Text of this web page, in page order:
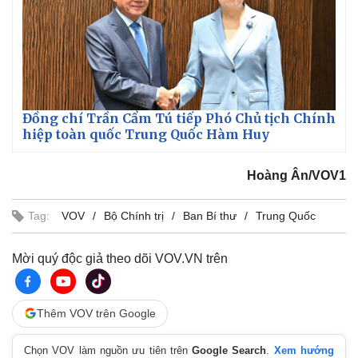
Đồng chí Trần Cẩm Tú tiếp Phó Chủ tịch Chính
hiệp toàn quốc Trung Quốc Hàm Huy
Hoàng Ân/VOV1
Tag: VOV Bộ Chính trị Ban Bí thư Trung Quốc
Mời quý độc giả theo dõi VOV.VN trên
Thêm VOV trên Google
Chọn VOV làm nguồn ưu tiên trênGoogle Search
Xem hướng